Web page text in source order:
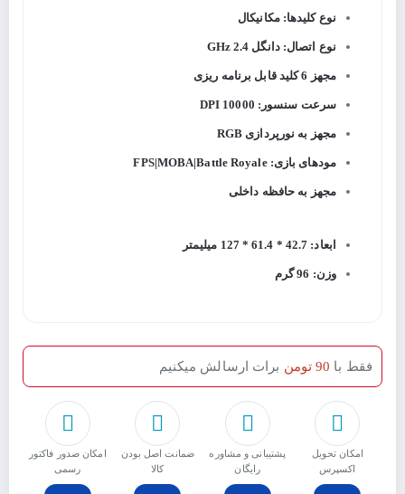
نوع کلیدها: مکانیکال
نوع اتصال: دانگل 2.4 GHz
مجهز 6 کلید قابل برنامه ریزی
سرعت سنسور: 10000 DPI
مجهز به نورپردازی RGB
مودهای بازی: FPS|MOBA|Battle Royale
مجهز به حافظه داخلی
ابعاد: 42.7 * 61.4 * 127 میلیمتر
وزن: 96 گرم
امکان تحویل
اکسپرس
پشتیبانی و مشاوره
رایگان
ﺿﻤﺎﻧﺖ اﺻﻞ ﺑﻮدن
ﮐﺎﻟﺎ
امکان صدور فاکتور
رسمی
فقط با 90 تومن برات ارسالش میکنیم